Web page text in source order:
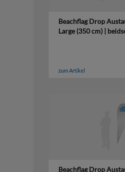
Beachflag Drop
Large (350 cm) |
zum Artikel
Beachflag Drop